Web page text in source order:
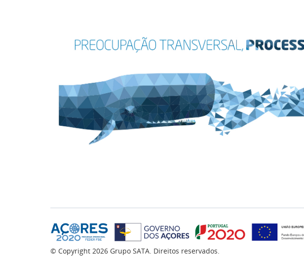
© Copyright 2026 Grupo SATA. Direitos reservados.